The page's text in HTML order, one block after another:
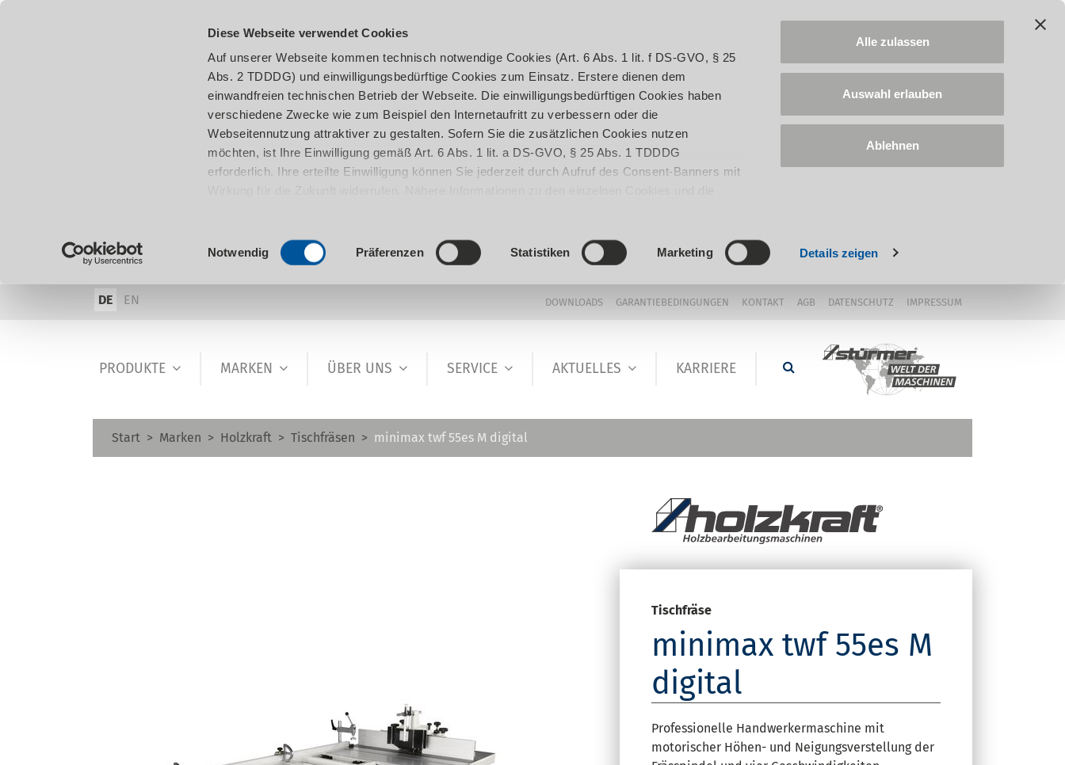
Diese Webseite verwendet Cookies
Auf unserer Webseite kommen technisch notwendige Cookies (Art. 6 Abs. 1 lit. f DS-GVO, § 25
Abs. 2 TDDDG) und einwilligungsbedürftige Cookies zum Einsatz. Erstere dienen dem
einwandfreien technischen Betrieb der Webseite. Die einwilligungsbedürftigen Cookies haben
verschiedene Zwecke wie zum Beispiel den Internetaufritt zu verbessern oder die
Webseitennutzung attraktiver zu gestalten. Sofern Sie die zusätzlichen Cookies nutzen
möchten, ist Ihre Einwilligung gemäß Art. 6 Abs. 1 lit. a DS-GVO, § 25 Abs. 1 TDDDG
erforderlich. Ihre erteilte Einwilligung können Sie jederzeit durch Aufruf des Consent-Banners mit
Einwilligungsauswahl
Notwendig Präferenzen Statistiken Marketing Details zeigen
Alle zulassen
Auswahl erlauben
Ablehnen
DE EN DOWNLOADS GARANTIEBEDINGUNGEN KONTAKT AGB DATENSCHUTZ IMPRESSUM
PRODUKTE MARKEN ÜBER UNS SERVICE AKTUELLES KARRIERE
Start Marken Holzkraft Tischfräsen minimax twf 55es M digital
Tischfräse
minimax twf 55es M
digital
Professionelle Handwerkermaschine mit
motorischer Höhen- und Neigungsverstellung der